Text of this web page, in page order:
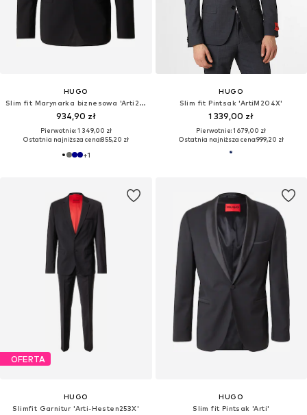
HUGO
Slim fit Marynarka biznesowa 'Arti253X-MH'
934,90 zł
Pierwotnie: 1 349,00 zł
Ostatnia najniższa cena:855,20 zł
+1
HUGO
Slim fit Pintsak 'ArtiM204X'
1 339,00 zł
Pierwotnie: 1 679,00 zł
Ostatnia najniższa cena:999,20 zł
OFERTA
HUGO
Slimfit Garnitur 'Arti-Hesten253X'
HUGO
Slim fit Pintsak 'Arti'